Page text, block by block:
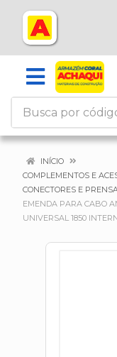
INÍCIO
COMPLEMENTOS E
CONECTORES E
EMENDA PARA CABO
UNIVERSAL 1850